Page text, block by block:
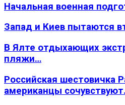
Начальная военная
Запад и Киев пытаются
В Ялте отдыхающих
пляжи…
Российская шестовичка
американцы